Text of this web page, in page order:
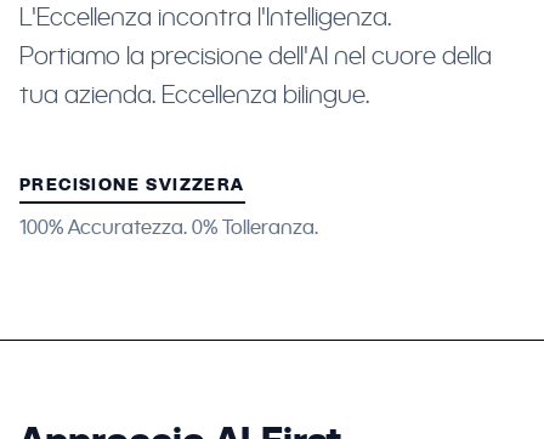
L'Eccellenza incontra l'Intelligenza.
Portiamo la precisione dell'AI nel cuore della
tua azienda. Eccellenza bilingue.
PRECISIONE SVIZZERA
100% Accuratezza. 0% Tolleranza.